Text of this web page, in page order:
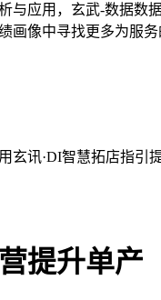
与应用，玄武-数据数
画像中寻找更多为服
玄讯·DI智慧拓店指引
提升单产